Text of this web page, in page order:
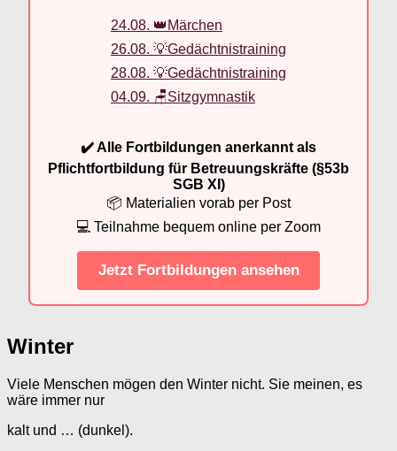
24.08. 👑Märchen
26.08. 💡Gedächtnistraining
28.08. 💡Gedächtnistraining
04.09. 🪑Sitzgymnastik
✔️ Alle Fortbildungen anerkannt als
Pflichtfortbildung für Betreuungskräfte (§53b
SGB XI)
📦 Materialien vorab per Post
💻 Teilnahme bequem online per Zoom
Jetzt Fortbildungen ansehen
Winter
Viele Menschen mögen den Winter nicht. Sie meinen, es
wäre immer nur
kalt und … (dunkel).